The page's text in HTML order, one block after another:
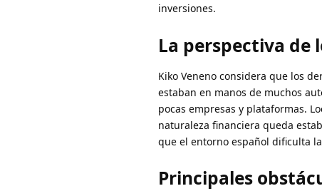
inversiones.
La perspectiva de
Kiko Veneno considera que los
estaban en manos de muchos
pocas empresas y plataformas.
naturaleza financiera queda
que el entorno español dificulta
Principales